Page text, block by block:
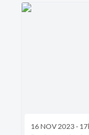
16 NOV 2023 -